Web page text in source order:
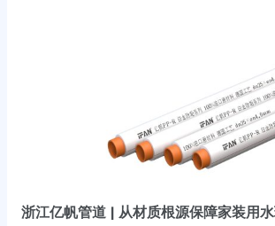
浙江亿帆管道 | 从材质根源保障家装用